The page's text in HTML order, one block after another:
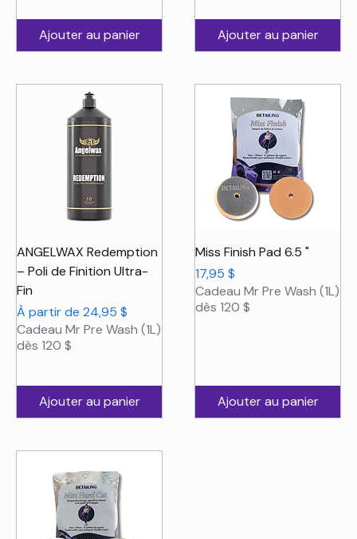
Ajouter au panier Ajouter au panier
ANGELWAX Redemption
– Poli de Finition Ultra-
Fin
À partir de 24,95 $
Prix promotionnel
Cadeau Mr Pre Wash (1L)
dès 120 $
Ajouter au panier
Miss Finish Pad 6.5 "
Prix
17,95 $
Cadeau Mr Pre Wash (1L)
dès 120 $
Ajouter au panier